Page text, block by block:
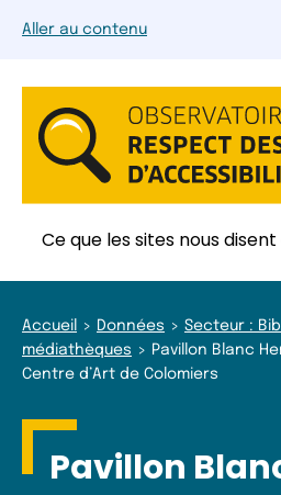
Aller au contenu
Ce que les sites nous
Accueil Données
Secteur :
médiathèques
Pavillon Blanc
Centre d’Art de Colomiers
Pavillon